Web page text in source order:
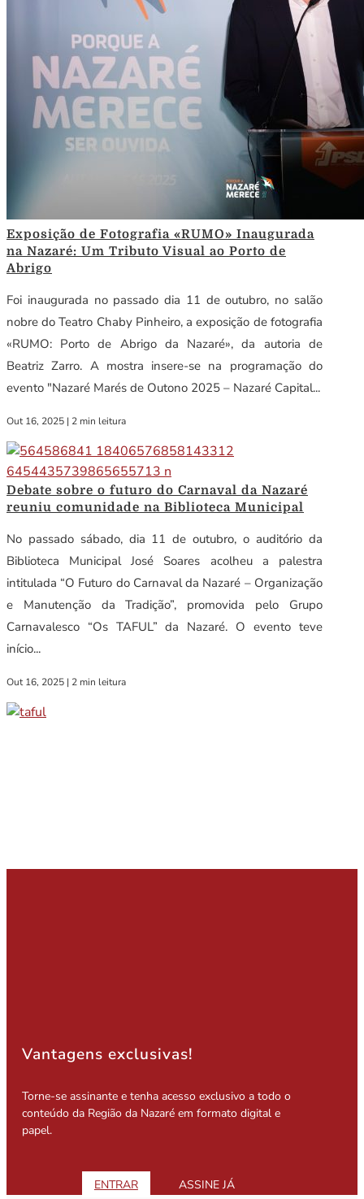
Exposição de Fotografia «RUMO» Inaugurada
na Nazaré: Um Tributo Visual ao Porto de
Abrigo
Foi inaugurada no passado dia 11 de outubro, no salão
nobre do Teatro Chaby Pinheiro, a exposição de fotografia
«RUMO: Porto de Abrigo da Nazaré», da autoria de
Beatriz Zarro. A mostra insere-se na programação do
evento "Nazaré Marés de Outono 2025 – Nazaré Capital...
Out 16, 2025 | 2 min leitura
Debate sobre o futuro do Carnaval da Nazaré
reuniu comunidade na Biblioteca Municipal
No passado sábado, dia 11 de outubro, o auditório da
Biblioteca Municipal José Soares acolheu a palestra
intitulada “O Futuro do Carnaval da Nazaré – Organização
e Manutenção da Tradição”, promovida pelo Grupo
Carnavalesco “Os TAFUL” da Nazaré. O evento teve
início...
Out 16, 2025 | 2 min leitura
Vantagens exclusivas!
Torne-se assinante e tenha acesso exclusivo a todo o
conteúdo da Região da Nazaré em formato digital e
papel.
ENTRAR ASSINE JÁ